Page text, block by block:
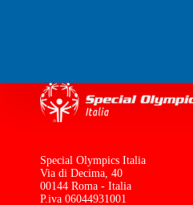
Special Olympics Italia
Via di Decima, 40
00144 Roma - Italia
P.iva 06044931001